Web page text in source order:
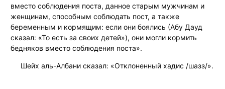
вместо соблюдения поста, данное старым мужчинам и
женщинам, способным соблюдать пост, а также
беременным и кормящим: если они боялись (Абу Дауд
сказал: «То есть за своих детей»), они могли кормить
бедняков вместо соблюдения поста».
Шейх аль-Албани сказал: «Отклоненный хадис /шазз/».